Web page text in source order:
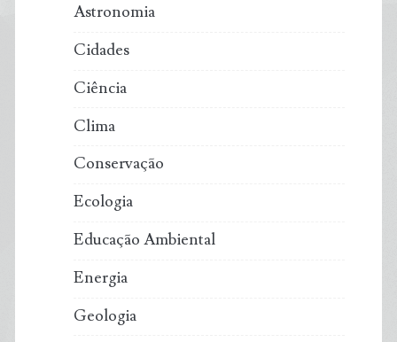
Astronomia
Cidades
Ciência
Clima
Conservação
Ecologia
Educação Ambiental
Energia
Geologia